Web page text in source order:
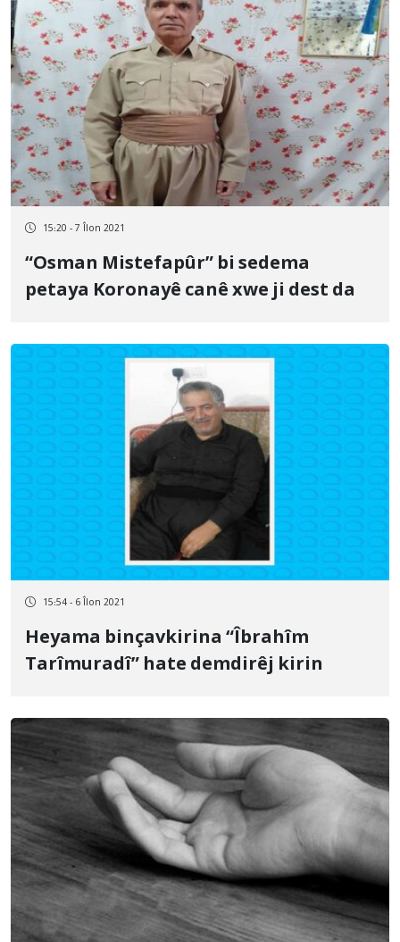
15:20 - 7 Îlon 2021
“Osman Mistefapûr” bi sedema
petaya Koronayê canê xwe ji dest da
15:54 - 6 Îlon 2021
Heyama binçavkirina “Îbrahîm
Tarîmuradî” hate demdirêj kirin